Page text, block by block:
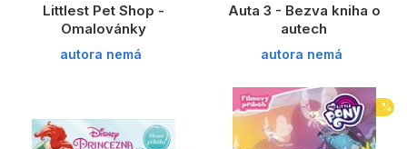
Littlest Pet Shop -
Omalovánky
autora nemá
Auta 3 - Bezva kniha o
autech
autora nemá
%